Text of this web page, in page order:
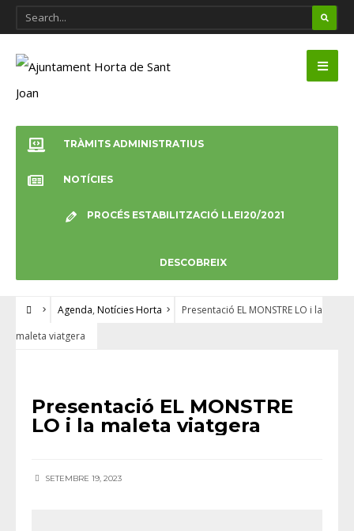
TRÀMITS ADMINISTRATIUS
NOTÍCIES
PROCÉS ESTABILITZACIÓ LLEI20/2021
DESCOBREIX
Agenda, Notícies Horta
Presentació EL MONSTRE LO i la
maleta viatgera
Presentació EL MONSTRE
LO i la maleta viatgera
SETEMBRE 19, 2023